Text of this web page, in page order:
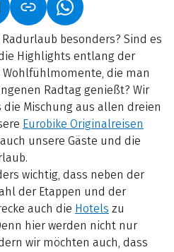
IN NEUEM TAB)
ÖFFNET IN NEUEM TAB)
(LINK ÖFFNET IN
besonders? Sind es
Highlights entlang der
die man
Radtag genießt? Wir
Mischung aus allen dreien
Eurobike Originalreisen
unsere Gäste und die
wichtig, dass neben der
der Etappen und der
auch die Hotels zu
hier werden nicht nur
wir möchten auch, dass